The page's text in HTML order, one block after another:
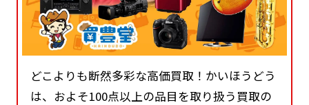
どこよりも断然多彩な高価買取！かいほうどう
は、およそ100点以上の品目を取り扱う買取の